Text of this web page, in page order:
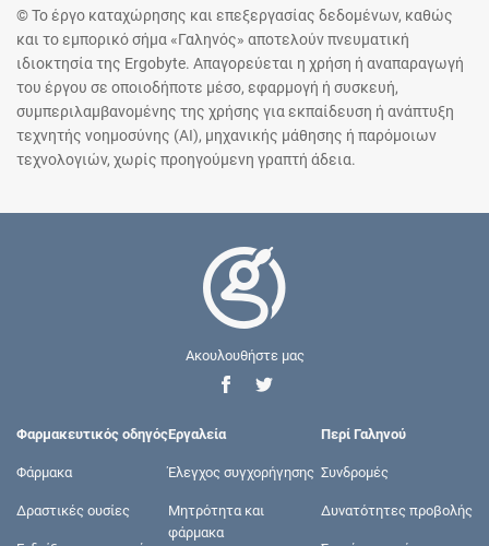
© Το έργο καταχώρησης και επεξεργασίας δεδομένων, καθώς
και το εμπορικό σήμα «Γαληνός» αποτελούν πνευματική
ιδιοκτησία της Ergobyte. Απαγορεύεται η χρήση ή αναπαραγωγή
του έργου σε οποιοδήποτε μέσο, εφαρμογή ή συσκευή,
συμπεριλαμβανομένης της χρήσης για εκπαίδευση ή ανάπτυξη
τεχνητής νοημοσύνης (AI), μηχανικής μάθησης ή παρόμοιων
τεχνολογιών, χωρίς προηγούμενη γραπτή άδεια.
Ακουλουθήστε μας
Φαρμακευτικός οδηγός
Φάρμακα
Δραστικές ουσίες
Εργαλεία
Έλεγχος συγχορήγησης
Μητρότητα και
φάρμακα
Περί Γαληνού
Συνδρομές
Δυνατότητες προβολής